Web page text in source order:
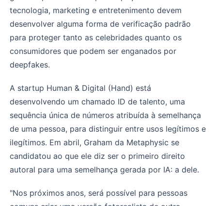
tecnologia, marketing e entretenimento devem
desenvolver alguma forma de verificação padrão
para proteger tanto as celebridades quanto os
consumidores que podem ser enganados por
deepfakes.
A startup Human & Digital (Hand) está
desenvolvendo um chamado ID de talento, uma
sequência única de números atribuída à semelhança
de uma pessoa, para distinguir entre usos legítimos e
ilegítimos. Em abril, Graham da Metaphysic se
candidatou ao que ele diz ser o primeiro direito
autoral para uma semelhança gerada por IA: a dele.
"Nos próximos anos, será possível para pessoas